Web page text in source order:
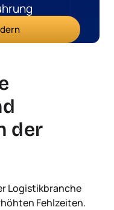
der
Logistikbranche
Fehlzeiten.